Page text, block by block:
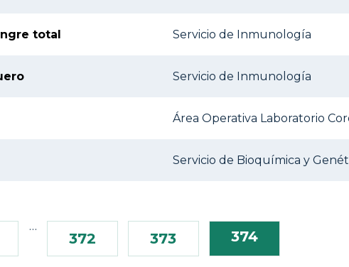
total Servicio de Inmunología
Servicio de Inmunología
Área Operativa Laboratorio
Servicio de Bioquímica y
…
372 373 374